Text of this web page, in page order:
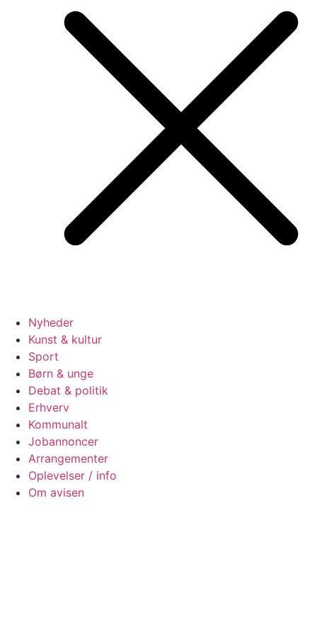
Nyheder
Kunst & kultur
Sport
Børn & unge
Debat & politik
Erhverv
Kommunalt
Jobannoncer
Arrangementer
Oplevelser / info
Om avisen